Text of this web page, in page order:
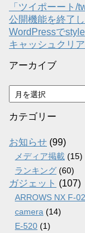
「ツイポーート/
公開機能を終了
WordPressで
キャッシュクリ
アーカイブ
ア
ー
カ
ブ
カテゴリー
お知らせ (99)
メディア掲載 (15)
ランキング (60)
ガジェット (107)
ARROWS NX F-
camera (14)
E-520 (1)